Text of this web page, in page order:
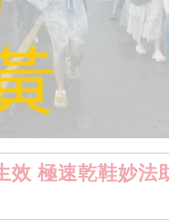
效 極速乾鞋妙法